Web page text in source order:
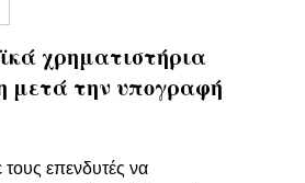
χρηματιστήρια
μετά την υπογραφή
επενδυτές να